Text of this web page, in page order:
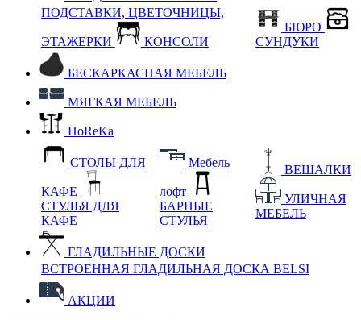
ПОДСТАВКИ, ЦВЕТОЧНИЦЫ,
ЭТАЖЕРКИ КОНСОЛИ
БЮРО
СУНДУКИ
БЕСКАРКАСНАЯ МЕБЕЛЬ
МЯГКАЯ МЕБЕЛЬ
HoReKa
СТОЛЫ ДЛЯ
КАФЕ
СТУЛЬЯ ДЛЯ
КАФЕ
Мебель
лофт
БАРНЫЕ
СТУЛЬЯ
ВЕШАЛКИ
УЛИЧНАЯ
МЕБЕЛЬ
ГЛАДИЛЬНЫЕ ДОСКИ
ВСТРОЕННАЯ ГЛАДИЛЬНАЯ ДОСКА BELSI
АКЦИИ